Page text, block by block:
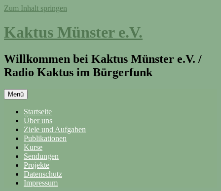
Zum Inhalt springen
Kaktus Münster e.V.
Willkommen bei Kaktus Münster e.V. /
Radio Kaktus im Bürgerfunk
Menü
Startseite
Über uns
Ziele und Aufgaben
Publikationen
Kurse
Sendungen
Projekte
Datenschutz
Impressum